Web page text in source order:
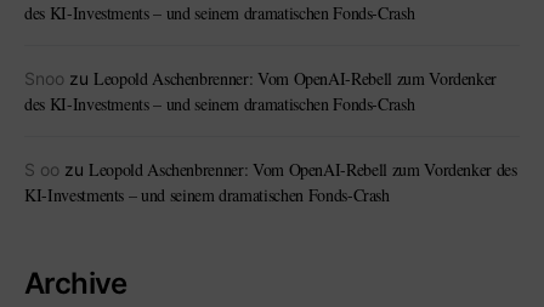
des KI-Investments – und seinem dramatischen Fonds-Crash
Snoo zu Leopold Aschenbrenner: Vom OpenAI-Rebell zum Vordenker
des KI-Investments – und seinem dramatischen Fonds-Crash
S oo zu Leopold Aschenbrenner: Vom OpenAI-Rebell zum Vordenker des
KI-Investments – und seinem dramatischen Fonds-Crash
Archive